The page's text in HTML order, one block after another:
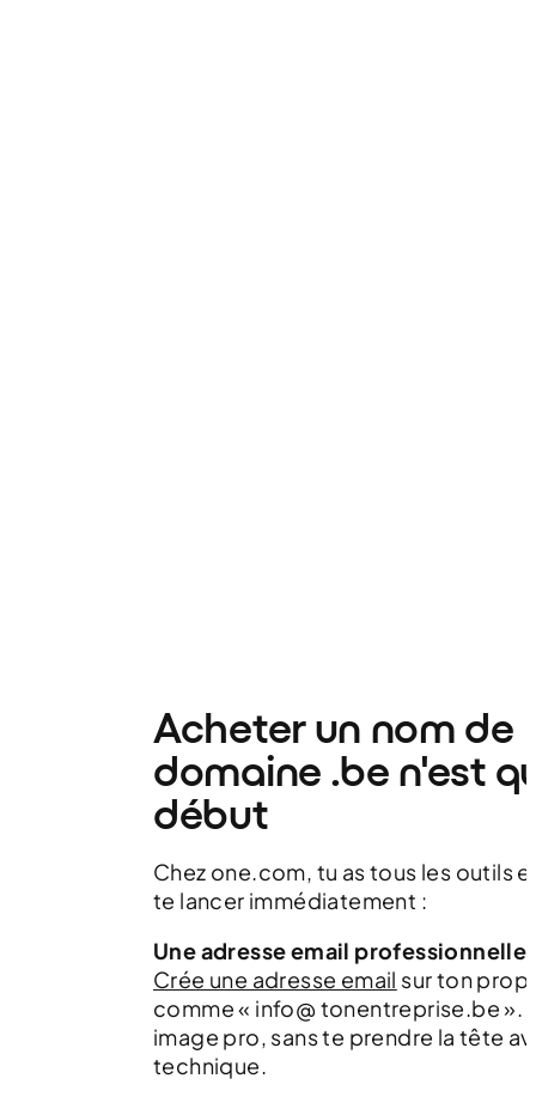
Acheter un nom de
domaine .be n'est
début
Chez one.com, tu as tous les outils
te lancer immédiatement :
Une adresse email professionnelle
Crée une adresse email sur ton
comme « info@ tonentreprise.be ».
image pro, sans te prendre la tête
technique.